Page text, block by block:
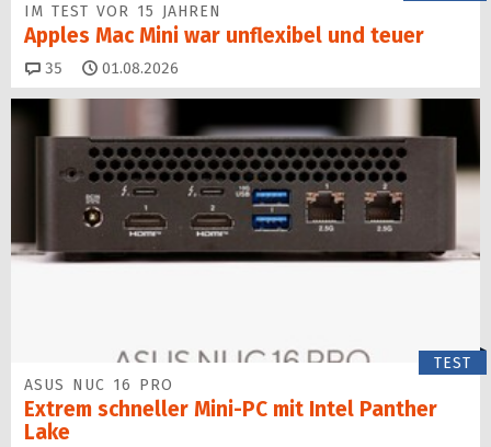
IM TEST VOR 15 JAHREN
Apples Mac Mini war unflexibel und teuer
35 Kommentare
01.08.2026
TEST
ASUS NUC 16 PRO
Extrem schneller Mini-PC mit Intel Panther
Lake